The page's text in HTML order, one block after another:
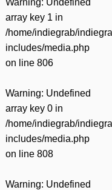
array key 1 in
/home/indiegrab/
includes/media.php
on line 806
Warning: Undefined
array key 0 in
/home/indiegrab/
includes/media.php
on line 808
Warning: Undefined